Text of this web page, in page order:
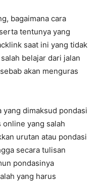
bagaimana cara
tentunya yang
saat ini yang tidak
belajar dari jalan
akan menguras
yang dimaksud pondasi
online yang salah
urutan atau pondasi
secara tulisan
pondasinya
yang harus